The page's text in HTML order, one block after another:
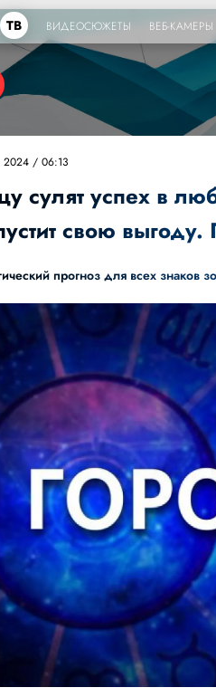
ТВ ВИДЕОСЮЖЕТЫ ВЕБ-КАМЕРЫ
2024 / 06:13
сулят успех в
свою
прогноз для всех знаков